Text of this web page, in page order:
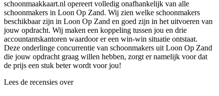
schoonmaakkaart.nl opereert volledig onafhankelijk van alle
schoonmakers in Loon Op Zand. Wij zien welke schoonmakers
beschikbaar zijn in Loon Op Zand en goed zijn in het uitvoeren van
jouw opdracht. Wij maken een koppeling tussen jou en drie
accountantskantoren waardoor er een win-win situatie ontstaat.
Deze onderlinge concurrentie van schoonmakers uit Loon Op Zand
die jouw opdracht graag willen hebben, zorgt er namelijk voor dat
de prijs een stuk beter wordt voor jou!
Lees de recensies over